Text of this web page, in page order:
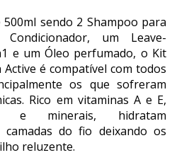
sendo 2 Shampoo para
um Leave-
e um Óleo perfumado, o Kit
é compatível com todos
os que sofreram
Rico em vitaminas A e E,
e minerais, hidratam
do fio deixando os
reluzente.